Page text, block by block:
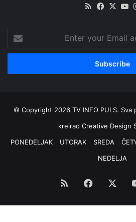
RSS X
your
Email
© Copyright 2026 TV INFO PULS. Sva
kreirao Creative Design
PONEDELJAK
UTORAK SREDA
NEDELJA
RSS Facebook